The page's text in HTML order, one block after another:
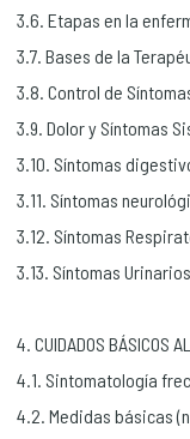
3.6. Etapas en la
3.7. Bases de la
3.8. Control de
3.9. Dolor y Síntomas
3.10. Síntomas
3.11. Síntomas
3.12. Síntomas
3.13. Síntomas
4. CUIDADOS BÁSICOS
4.1. Sintomatología
4.2. Medidas básicas